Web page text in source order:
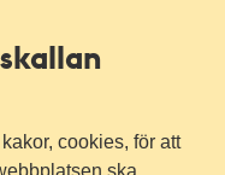
cookies, för att
ska